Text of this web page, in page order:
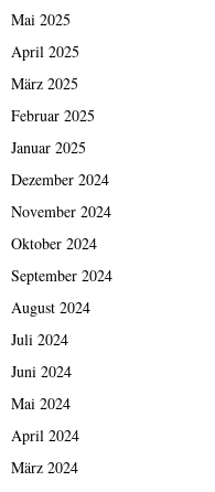
Mai 2025
April 2025
März 2025
Februar 2025
Januar 2025
Dezember 2024
November 2024
Oktober 2024
September 2024
August 2024
Juli 2024
Juni 2024
Mai 2024
April 2024
März 2024